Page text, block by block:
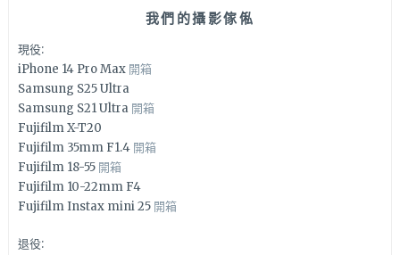
我們的攝影傢俬
現役:
iPhone 14 Pro Max 開箱
Samsung S25 Ultra
Samsung S21 Ultra 開箱
Fujifilm X-T20
Fujifilm 35mm F1.4 開箱
Fujifilm 18-55 開箱
Fujifilm 10-22mm F4
Fujifilm Instax mini 25 開箱
退役: